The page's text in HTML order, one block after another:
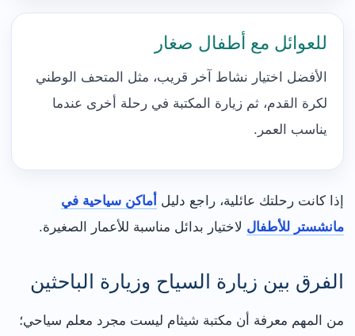
للعوائل مع أطفال صغار
الأفضل اختيار نشاط آخر قريب، مثل المتحف الوطني
لكرة القدم، ثم زيارة المكتبة في رحلة أخرى عندما
يناسب العمر.
إذا كانت رحلتك عائلية، راجع دليل أماكن سياحية في
مانشستر للأطفال لاختيار بدائل مناسبة للأعمار الصغيرة.
الفرق بين زيارة السياح وزيارة الباحثين
من المهم معرفة أن مكتبة شيثام ليست مجرد معلم سياحي؛